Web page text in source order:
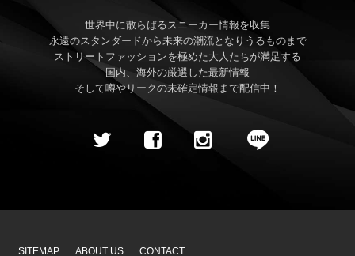
世界中に散らばるスニーカー情報を収集
永遠のスタンダードから未来の潮流となりうるものまで
ストリートファッションを極めた大人たちが満足する
国内、海外の厳選した最新情報
そして噂やリークの未確定情報まで配信中！
SITEMAP ABOUT US CONTACT